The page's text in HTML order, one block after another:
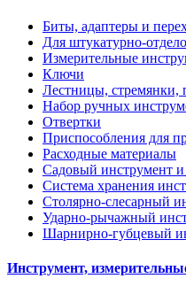
Биты, адаптеры и
Для штукатурно-
Измерительные
Ключи
Лестницы,
Набор ручных
Отвертки
Приспособления для
Расходные материалы
Садовый инструмент и
Система хранения
Столярно-слесарный
Ударно-рычажный
Шарнирно-губцевый
Инструмент,